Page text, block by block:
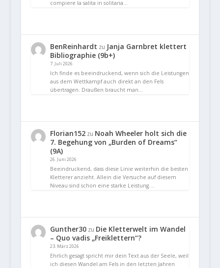
compiere la salita in solitaria…
BenReinhardt zu Janja Garnbret klettert
Bibliographie (9b+)
7. Juli 2026
Ich finde es beeindruckend, wenn sich die Leistungen
aus dem Wettkampf auch direkt an den Fels
übertragen. Draußen braucht man…
Florian152zu Noah Wheeler holt sich die
7. Begehung von „Burden of Dreams“
(9A)
26. Juni 2026
Beeindruckend, dass diese Linie weiterhin die besten
Kletterer anzieht. Allein die Versuche auf diesem
Niveau sind schon eine starke Leistung.…
Gunther30zu Die Kletterwelt im Wandel
– Quo vadis „Freiklettern“?
23. März 2026
Ehrlich gesagt spricht mir dein Text aus der Seele, weil
ich diesen Wandel am Fels in den letzten Jahren